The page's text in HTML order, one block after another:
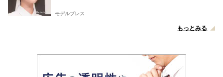
モデルプレス
もっとみる